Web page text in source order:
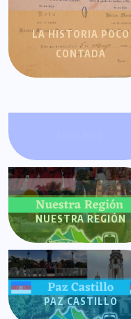
LA HISTORIA POCO
CONTADA
NUESTRA REGIÓN
PAZ CASTILLO